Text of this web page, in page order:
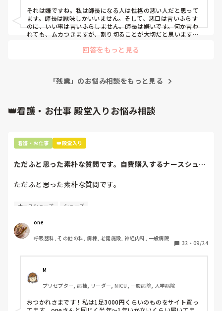
クビにして欲しい。そしたら、他で働くのにっ!!!
モヤモヤした気持ち、どうしたらいいでしょうか？
それは嫌ですね。私は師長になる人は性格の悪い人だと思って
ます。師長は厭味しかいいません。そして、悪口は言いふらす
のに、いい事は言いふらしません。師長は嫌いです。何か言わ
れても、ムカつきますが、割り切ることが大切だと思います。
回答をもっと見る
「残業」のお悩み相談をもっと見る
👑看護・お仕事 殿堂入りお悩み相談
看護・お仕事 👑殿堂入り
ただふと思った素朴な質問です。自費購入するナースシュー
ただふと思った素朴な質問です。
自費購入するナースシューズ(職場で使用してる靴)っていく
わたしの職場の指定は「白のスニーカー」。
すぐに汚くなるので1,500円は絶対に超えたくない思いがあ
半年〜1年未満で交換しています。
職場の人が「ナースシューズに3000円以上は出せない」っ
て言ってて、わたしの倍額は出せるのか！とびっくりしたの
で、世の皆さんはどうなのかなと…🤔
ナースシューズ シューズ
one
呼吸器科, その他の科, 病棟, 老健施設, 神経内科, 一般病院
32 ・ 09/24
M
プリセプター, 病棟, リーダー, NICU, 一般病院, 大学病院
おつかれさまです！私は1足3000円くらいのものをサイト買っ